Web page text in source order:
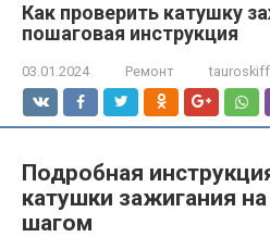
Как проверить катушку
пошаговая инструкция
03.01.2024 Ремонт tauroskiff
Подробная
катушки зажигания
шагом